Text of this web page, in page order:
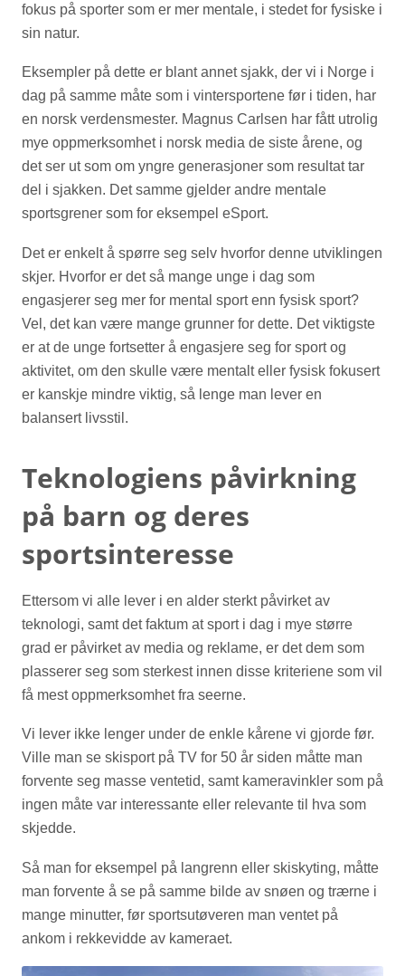
fokus på sporter som er mer mentale, i stedet for fysiske i
sin natur.
Eksempler på dette er blant annet sjakk, der vi i Norge i
dag på samme måte som i vintersportene før i tiden, har
en norsk verdensmester. Magnus Carlsen har fått utrolig
mye oppmerksomhet i norsk media de siste årene, og
det ser ut som om yngre generasjoner som resultat tar
del i sjakken. Det samme gjelder andre mentale
sportsgrener som for eksempel eSport.
Det er enkelt å spørre seg selv hvorfor denne utviklingen
skjer. Hvorfor er det så mange unge i dag som
engasjerer seg mer for mental sport enn fysisk sport?
Vel, det kan være mange grunner for dette. Det viktigste
er at de unge fortsetter å engasjere seg for sport og
aktivitet, om den skulle være mentalt eller fysisk fokusert
er kanskje mindre viktig, så lenge man lever en
balansert livsstil.
Teknologiens påvirkning
på barn og deres
sportsinteresse
Ettersom vi alle lever i en alder sterkt påvirket av
teknologi, samt det faktum at sport i dag i mye større
grad er påvirket av media og reklame, er det dem som
plasserer seg som sterkest innen disse kriteriene som vil
få mest oppmerksomhet fra seerne.
Vi lever ikke lenger under de enkle kårene vi gjorde før.
Ville man se skisport på TV for 50 år siden måtte man
forvente seg masse ventetid, samt kameravinkler som på
ingen måte var interessante eller relevante til hva som
skjedde.
Så man for eksempel på langrenn eller skiskyting, måtte
man forvente å se på samme bilde av snøen og trærne i
mange minutter, før sportsutøveren man ventet på
ankom i rekkevidde av kameraet.